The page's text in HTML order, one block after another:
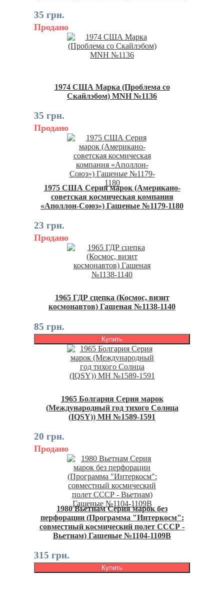
35 грн.
Продано
1974 США Марка (Проблема со
Скайлэбом) MNH №1136
35 грн.
Продано
1975 США Серия марок (Американо-
советская космическая компания
«Аполлон-Союз») Гашеные №1179-1180
23 грн.
Продано
1965 ГДР сцепка (Космос, визит
космонавтов) Гашеная №1138-1140
85 грн.
Купить
1965 Болгария Серия марок
(Международный год тихого Солнца
(IQSY)) MH №1589-1591
20 грн.
Продано
1980 Вьетнам Серия марок без
перфорации (Программа "Интеркосм":
совместный космический полет СССР -
Вьетнам) Гашеные №1104-1109B
315 грн.
Купить